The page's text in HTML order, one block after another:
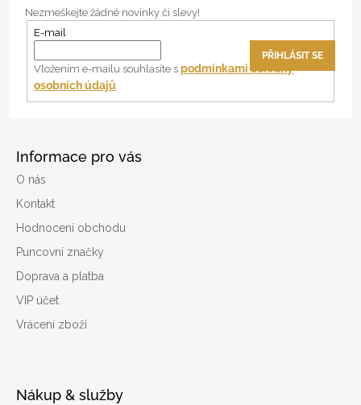
Informace pro vás
O nás
Kontakt
Hodnocení obchodu
Puncovní značky
Doprava a platba
VIP účet
Vrácení zboží
Nákup & služby
Nezmeškejte žádné novinky či slevy!
E-mail
Vložením e-mailu souhlasíte spodmínkami ochrany
osobních údajů
PŘIHLÁSIT SE